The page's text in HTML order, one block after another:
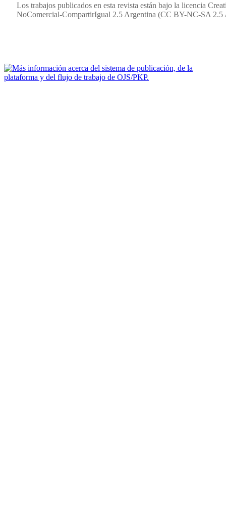
Los trabajos publicados en esta revista están bajo la licencia
NoComercial-CompartirIgual 2.5 Argentina (CC BY-NC-SA 2.5